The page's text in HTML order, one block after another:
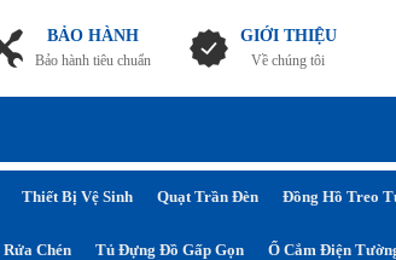
BẢO HÀNH
Bảo hành tiêu chuẩn
GIỚI THIỆU
Về chúng tôi
Thiết Bị Vệ Sinh Quạt Trần Đèn Đồng Hồ Treo
Chén Tủ Đựng Đồ Gấp Gọn Ổ Cắm Điện